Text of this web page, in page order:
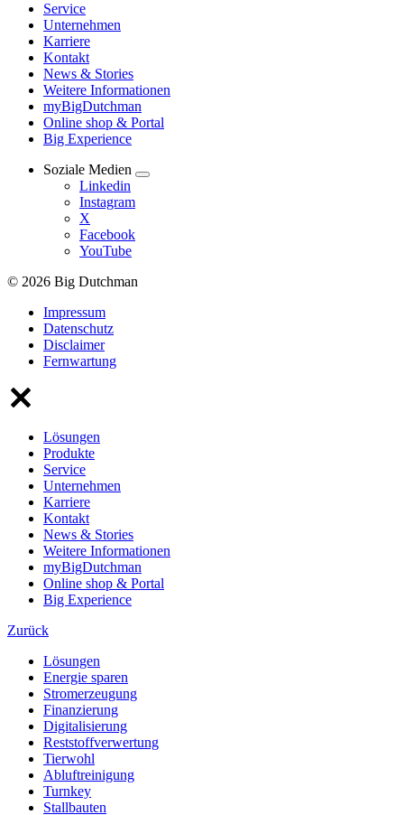
Service
Unternehmen
Karriere
Kontakt
News & Stories
Weitere Informationen
myBigDutchman
Online shop & Portal
Big Experience
Soziale Medien
Linkedin
Instagram
X
Facebook
YouTube
© 2026 Big Dutchman
Impressum
Datenschutz
Disclaimer
Fernwartung
Lösungen
Produkte
Service
Unternehmen
Karriere
Kontakt
News & Stories
Weitere Informationen
myBigDutchman
Online shop & Portal
Big Experience
Zurück
Lösungen
Energie sparen
Stromerzeugung
Finanzierung
Digitalisierung
Reststoffverwertung
Tierwohl
Abluftreinigung
Turnkey
Stallbauten